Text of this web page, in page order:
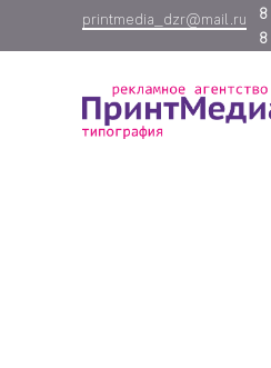
8
printmedia_dzr@mail.ru
8